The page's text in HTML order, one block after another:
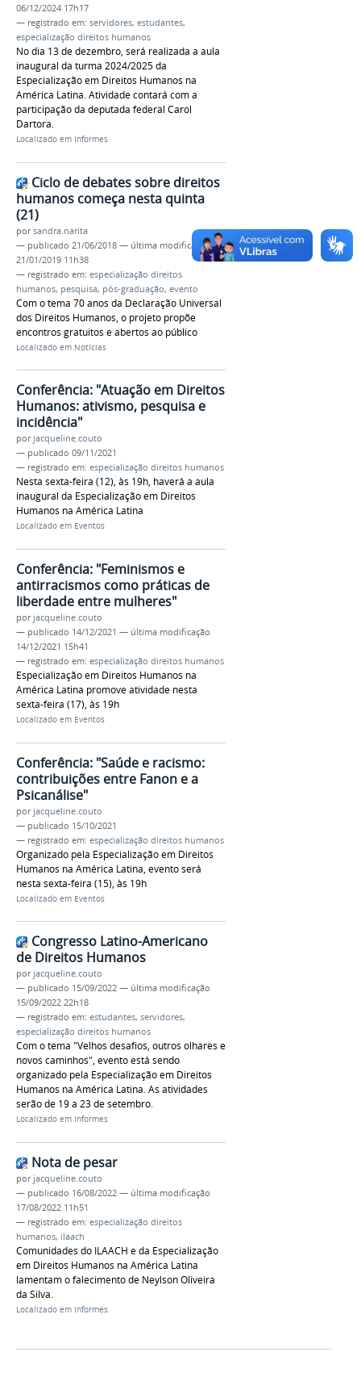
06/12/2024 17h17
— registrado em: servidores, estudantes,
especialização direitos humanos
No dia 13 de dezembro, será realizada a aula
inaugural da turma 2024/2025 da
Especialização em Direitos Humanos na
América Latina. Atividade contará com a
participação da deputada federal Carol
Dartora.
Localizado em Informes
Ciclo de debates sobre direitos
humanos começa nesta quinta
(21)
porsandra.narita
— publicado 21/06/2018 — última modificação
21/01/2019 11h38
— registrado em: especialização direitos
humanos, pesquisa, pós-graduação, evento
Com o tema 70 anos da Declaração Universal
dos Direitos Humanos, o projeto propõe
encontros gratuitos e abertos ao público
Localizado em Notícias
Conferência: "Atuação em Direitos
Humanos: ativismo, pesquisa e
incidência"
por jacqueline.couto
— publicado 09/11/2021
— registrado em: especialização direitos humanos
Nesta sexta-feira (12), às 19h, haverá a aula
inaugural da Especialização em Direitos
Humanos na América Latina
Localizado em Eventos
Conferência: "Feminismos e
antirracismos como práticas de
liberdade entre mulheres"
por jacqueline.couto
— publicado 14/12/2021 — última modificação
14/12/2021 15h41
— registrado em: especialização direitos humanos
Especialização em Direitos Humanos na
América Latina promove atividade nesta
sexta-feira (17), às 19h
Localizado em Eventos
Conferência: "Saúde e racismo:
contribuições entre Fanon e a
Psicanálise"
por jacqueline.couto
— publicado 15/10/2021
— registrado em: especialização direitos humanos
Organizado pela Especialização em Direitos
Humanos na América Latina, evento será
nesta sexta-feira (15), às 19h
Localizado em Eventos
Congresso Latino-Americano
de Direitos Humanos
por jacqueline.couto
— publicado 15/09/2022 — última modificação
15/09/2022 22h18
— registrado em: estudantes, servidores,
especialização direitos humanos
Com o tema "Velhos desafios, outros olhares e
novos caminhos", evento está sendo
organizado pela Especialização em Direitos
Humanos na América Latina. As atividades
serão de 19 a 23 de setembro.
Localizado em Informes
Nota de pesar
por jacqueline.couto
— publicado 16/08/2022 — última modificação
17/08/2022 11h51
— registrado em: especialização direitos
humanos, ilaach
Comunidades do ILAACH e da Especialização
em Direitos Humanos na América Latina
lamentam o falecimento de Neylson Oliveira
da Silva.
Localizado em Informes